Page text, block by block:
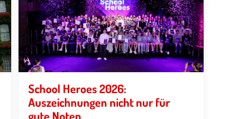
School Heroes 2026:
Auszeichnungen nicht nur für
gute Noten